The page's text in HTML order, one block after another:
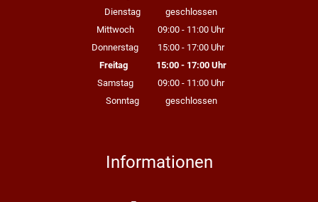
Von 09:00 bis 11:00 Uhr
Dienstag
geschlossen
Mittwoch
09:00 - 11:00 Uhr
Von 09:00 bis 11:00 Uhr
Donnerstag 15:00 - 17:00 Uhr
Von 15:00 bis 17:00 Uhr
Freitag 15:00- 17:00Uhr
Von 15:00 bis 17:00 Uhr
Samstag 09:00 - 11:00 Uhr
Von 09:00 bis 11:00 Uhr
Sonntag geschlossen
Informationen